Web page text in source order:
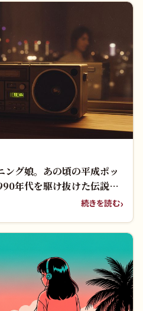
グ娘。あの頃の平成ポッ
年代を駆け抜けた伝説の
いますか？
続きを読む